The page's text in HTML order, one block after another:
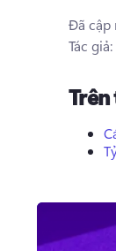
Đã cập
Tác giả: